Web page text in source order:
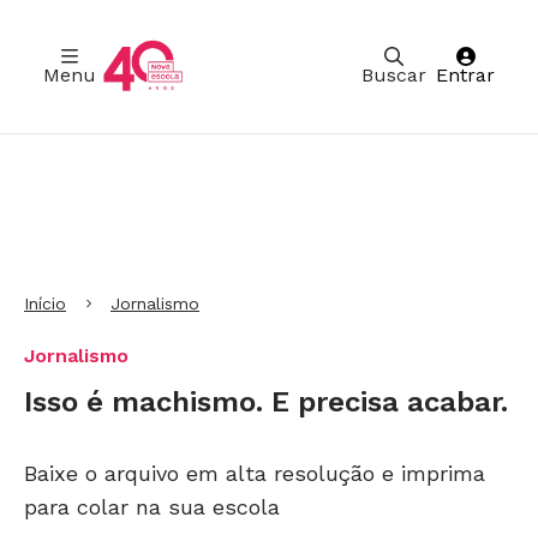
Buscar
Menu Entrar
Início Jornalismo
Jornalismo
Isso é machismo. E precisa acabar.
Baixe o arquivo em alta resolução e imprima
para colar na sua escola